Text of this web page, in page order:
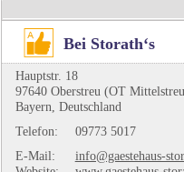
Bei Storath‘s
Hauptstr. 18
97640 Oberstreu (OT
Bayern, Deutschland
Telefon:
09773 5017
E-Mail:
info@gaestehaus-